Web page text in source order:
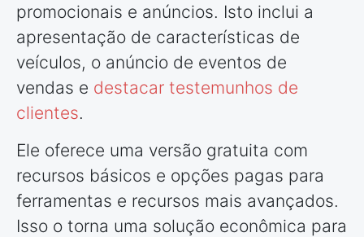
promocionais e anúncios. Isto inclui a
apresentação de características de
veículos, o anúncio de eventos de
vendas e destacar testemunhos de
clientes.
Ele oferece uma versão gratuita com
recursos básicos e opções pagas para
ferramentas e recursos mais avançados.
Isso o torna uma solução econômica para